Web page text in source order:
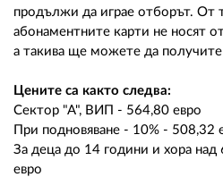
продължи да играе отборът. От
абонаментните карти не носят
а такива ще можете да получите
Цените са както следва:
Сектор "А", ВИП - 564,80 евро
При подновяване - 10% - 508,32
За деца до 14 години и хора
евро